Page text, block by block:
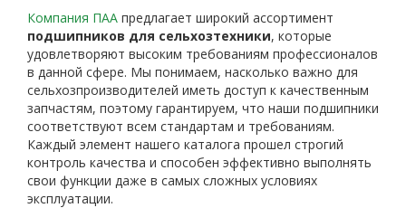
Компания ПАА предлагает широкий ассортимент
подшипников для сельхозтехники, которые
удовлетворяют высоким требованиям профессионалов
в данной сфере. Мы понимаем, насколько важно для
сельхозпроизводителей иметь доступ к качественным
запчастям, поэтому гарантируем, что наши подшипники
соответствуют всем стандартам и требованиям.
Каждый элемент нашего каталога прошел строгий
контроль качества и способен эффективно выполнять
свои функции даже в самых сложных условиях
эксплуатации.